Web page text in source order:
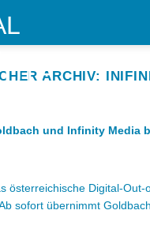
ARCHIV:
und Infinity Media
österreichische Digital-Out-
sofort übernimmt